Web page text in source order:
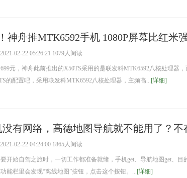
神舟推MTK6592手机 1080P屏幕比红米
02-22 05:26:21 1079人阅读
元，神舟此前推出的X50TS采用的是联发科MTK6592八核处理器
的配置吧，采用联发科MTK6592八核处理器，主频高...[详细]
没有网络，高德地图导航就不能用了？不
02-22 04:24:00 1865人阅读
开始自驾之旅时，一切工作都准备就绪，手机get、导航地图get、
能栏里会发现“离线地图”按钮，点击这个按钮。...[详细]